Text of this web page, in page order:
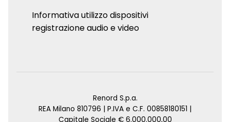
Informativa utilizzo dispositivi
registrazione audio e video
Renord S.p.a.
REA Milano 810796 | P.IVA e C.F. 00858180151 |
Capitale Sociale € 6.000.000,00